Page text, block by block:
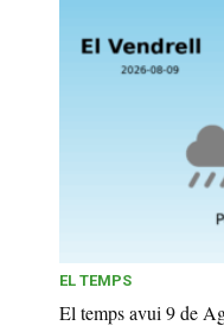
EL TEMPS
El temps avui 9 de